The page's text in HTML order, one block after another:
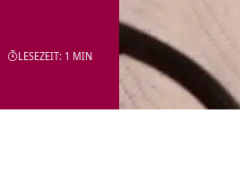
LESEZEIT: 1 MIN